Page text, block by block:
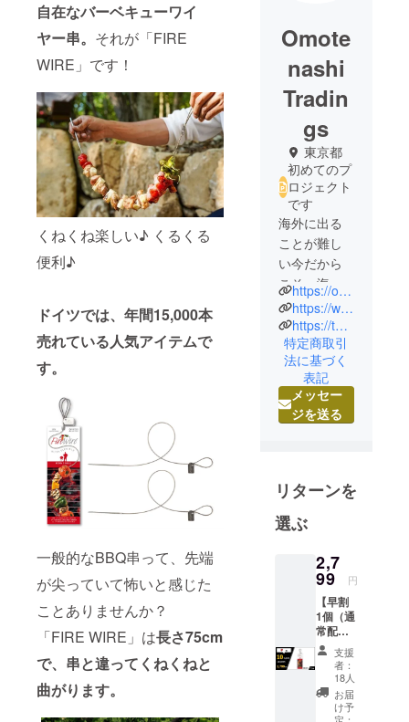
自在なバーベキューワイ
ヤー串。 それが「FIRE
WIRE」です！
くねくね楽しい♪ くるくる
便利♪
ドイツでは、年間15,000本
売れている人気アイテムで
す。
一般的なBBQ串って、先端
が尖っていて怖いと感じた
ことありませんか？
「FIRE WIRE」は長さ75cm
で、串と違ってくねくねと
曲がります。
Omote
nashi
Tradin
gs
東京都
初めてのプ
ロジェクト
です
海外に出る
ことが難し
い今だから
こそ、海外
のオモシロ
イものに出
会った時の
感動を、日
本にいる多
くの人に届
けたい。そ
hi
Tradings」は
活動してい
OMOTENAS
HIの心で、
OMOSHIROI
を日本に呼
び寄せ、ま
ごころをこ
めて皆さま
https://omotenashitradings.hp.peraichi.com/
https://www.instagram.com/firewire.bbq/
https://twitter.com/FireWireJapan
特定商取引
法に基づく
表記
メッセー
ジを送る
リターンを
選ぶ
2,7
99 円
【早割
1個（通
常配
送）】
10％OF
3,049円
⇒2,799
円 ■内
支援
者：
18人
お届
け予
定：